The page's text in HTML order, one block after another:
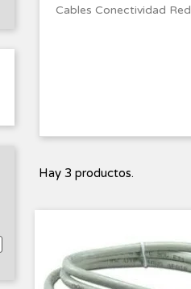
Cables Conectividad Red
Hay 3 productos.